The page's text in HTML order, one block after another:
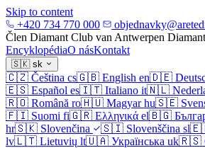
Skip to content
+420 734 770 000
Člen Diamant Club van Antwerpen
EncyklopédiaO násKontakt
🇸🇰 sk
🇨🇿 Čeština cs🇬🇧 English en🇩🇪
🇪🇸 Español es🇮🇹 Italiano it🇳🇱
🇷🇴 Română ro🇭🇺 Magyar hu🇸🇪
🇫🇮 Suomi fi🇬🇷 Ελληνικά el🇧🇬
hr🇸🇰 Slovenčina 🇸🇮 Slovenščina sl
lv🇱🇹 Lietuvių lt🇺🇦 Українська uk🇷🇸